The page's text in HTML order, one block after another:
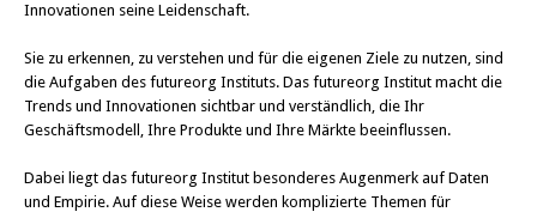
Innovationen seine Leidenschaft.
Sie zu erkennen, zu verstehen und für die eigenen Ziele zu nutzen, sind
die Aufgaben des futureorg Instituts. Das futureorg Institut macht die
Trends und Innovationen sichtbar und verständlich, die Ihr
Geschäftsmodell, Ihre Produkte und Ihre Märkte beeinflussen.
Dabei liegt das futureorg Institut besonderes Augenmerk auf Daten
und Empirie. Auf diese Weise werden komplizierte Themen für